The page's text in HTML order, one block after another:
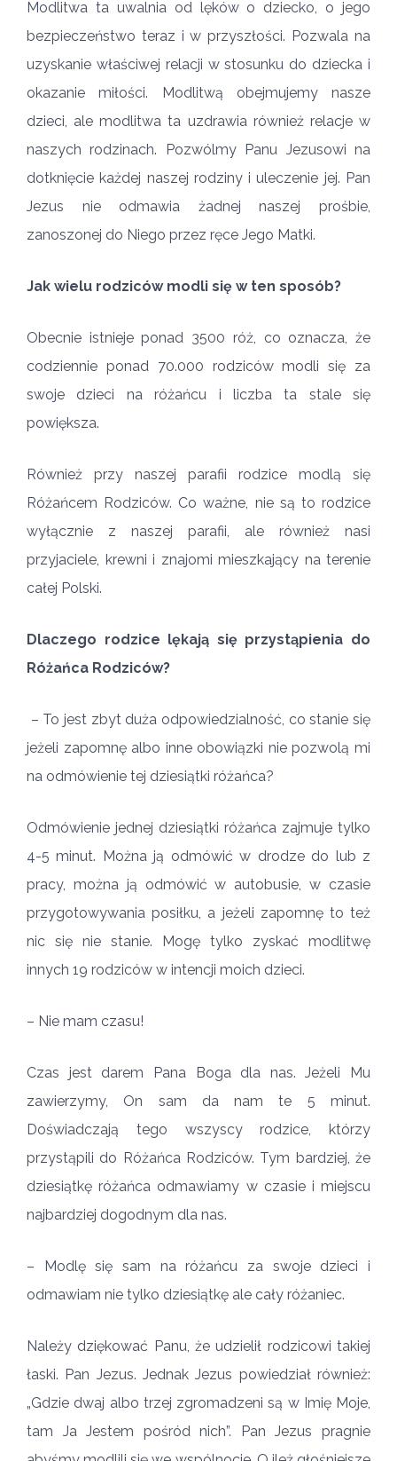
Modlitwa ta uwalnia od lęków o dziecko, o jego
bezpieczeństwo teraz i w przyszłości. Pozwala na
uzyskanie właściwej relacji w stosunku do dziecka i
okazanie miłości. Modlitwą obejmujemy nasze
dzieci, ale modlitwa ta uzdrawia również relacje w
naszych rodzinach. Pozwólmy Panu Jezusowi na
dotknięcie każdej naszej rodziny i uleczenie jej. Pan
Jezus nie odmawia żadnej naszej prośbie,
zanoszonej do Niego przez ręce Jego Matki.
Jak wielu rodziców modli się w ten sposób?
Obecnie istnieje ponad 3500 róż, co oznacza, że
codziennie ponad 70.000 rodziców modli się za
swoje dzieci na różańcu i liczba ta stale się
powiększa.
Również przy naszej parafii rodzice modlą się
Różańcem Rodziców. Co ważne, nie są to rodzice
wyłącznie z naszej parafii, ale również nasi
przyjaciele, krewni i znajomi mieszkający na terenie
całej Polski.
Dlaczego rodzice lękają się przystąpienia do
Różańca Rodziców?
– To jest zbyt duża odpowiedzialność, co stanie się
jeżeli zapomnę albo inne obowiązki nie pozwolą mi
na odmówienie tej dziesiątki różańca?
Odmówienie jednej dziesiątki różańca zajmuje tylko
4-5 minut. Można ją odmówić w drodze do lub z
pracy, można ją odmówić w autobusie, w czasie
przygotowywania posiłku, a jeżeli zapomnę to też
nic się nie stanie. Mogę tylko zyskać modlitwę
innych 19 rodziców w intencji moich dzieci.
– Nie mam czasu!
Czas jest darem Pana Boga dla nas. Jeżeli Mu
zawierzymy, On sam da nam te 5 minut.
Doświadczają tego wszyscy rodzice, którzy
przystąpili do Różańca Rodziców. Tym bardziej, że
dziesiątkę różańca odmawiamy w czasie i miejscu
najbardziej dogodnym dla nas.
– Modlę się sam na różańcu za swoje dzieci i
odmawiam nie tylko dziesiątkę ale cały różaniec.
Należy dziękować Panu, że udzielił rodzicowi takiej
łaski. Pan Jezus. Jednak Jezus powiedział również:
„Gdzie dwaj albo trzej zgromadzeni są w Imię Moje,
tam Ja Jestem pośród nich”. Pan Jezus pragnie